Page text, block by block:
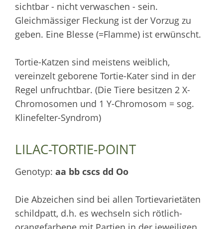
sichtbar - nicht verwaschen - sein.
Gleichmässiger Fleckung ist der Vorzug zu
geben. Eine Blesse (=Flamme) ist erwünscht.
Tortie-Katzen sind meistens weiblich,
vereinzelt geborene Tortie-Kater sind in der
Regel unfruchtbar. (Die Tiere besitzen 2 X-
Chromosomen und 1 Y-Chromosom = sog.
Klinefelter-Syndrom)
LILAC-TORTIE-POINT
Genotyp: aa bb cscs dd Oo
Die Abzeichen sind bei allen Tortievarietäten
schildpatt, d.h. es wechseln sich rötlich-